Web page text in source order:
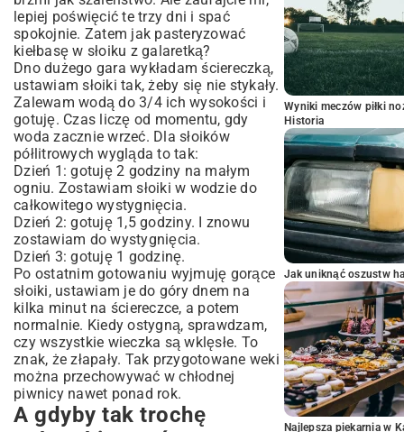
lepiej poświęcić te trzy dni i spać
spokojnie. Zatem jak pasteryzować
kiełbasę w słoiku z galaretką?
Dno dużego gara wykładam ściereczką,
ustawiam słoiki tak, żeby się nie stykały.
Zalewam wodą do 3/4 ich wysokości i
gotuję. Czas liczę od momentu, gdy
woda zacznie wrzeć. Dla słoików
półlitrowych wygląda to tak:
Dzień 1: gotuję 2 godziny na małym
ogniu. Zostawiam słoiki w wodzie do
całkowitego wystygnięcia.
Dzień 2: gotuję 1,5 godziny. I znowu
zostawiam do wystygnięcia.
Dzień 3: gotuję 1 godzinę.
Po ostatnim gotowaniu wyjmuję gorące
słoiki, ustawiam je do góry dnem na
kilka minut na ściereczce, a potem
normalnie. Kiedy ostygną, sprawdzam,
czy wszystkie wieczka są wklęsłe. To
znak, że złapały. Tak przygotowane weki
można przechowywać w chłodnej
piwnicy nawet ponad rok.
A gdyby tak trochę
Wyniki meczów piłki
Historia
Jak uniknąć oszustw
Najlepsza piekarnia w